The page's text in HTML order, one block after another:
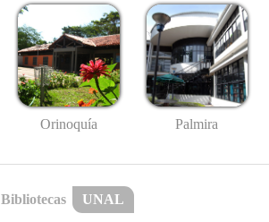
Orinoquía Palmira
Bibliotecas UNAL